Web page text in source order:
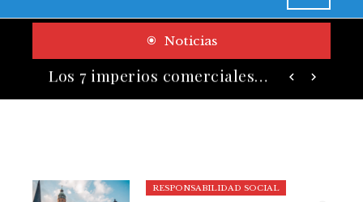
Noticias
Los 7 imperios comerciales más influyentes antes de la era industrial
RESPONSABILIDAD SOCIAL